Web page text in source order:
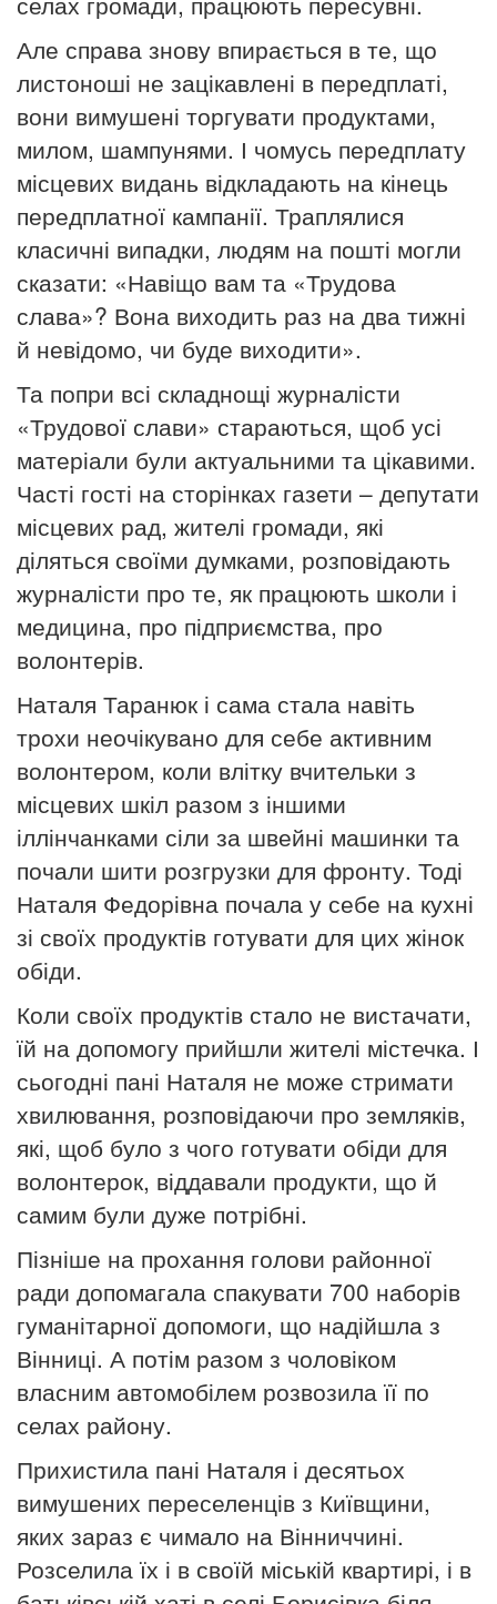
Але справа знову впирається в те, що
листоноші не зацікавлені в передплаті,
вони вимушені торгувати продуктами,
милом, шампунями. І чомусь передплату
місцевих видань відкладають на кінець
передплатної кампанії. Траплялися
класичні випадки, людям на пошті могли
сказати: «Навіщо вам та «Трудова
слава»? Вона виходить раз на два тижні
й невідомо, чи буде виходити».
Та попри всі складнощі журналісти
«Трудової слави» стараються, щоб усі
матеріали були актуальними та цікавими.
Часті гості на сторінках газети – депутати
місцевих рад, жителі громади, які
діляться своїми думками, розповідають
журналісти про те, як працюють школи і
медицина, про підприємства, про
волонтерів.
Наталя Таранюк і сама стала навіть
трохи неочікувано для себе активним
волонтером, коли влітку вчительки з
місцевих шкіл разом з іншими
іллінчанками сіли за швейні машинки та
почали шити розгрузки для фронту. Тоді
Наталя Федорівна почала у себе на кухні
зі своїх продуктів готувати для цих жінок
обіди.
Коли своїх продуктів стало не вистачати,
їй на допомогу прийшли жителі містечка. І
сьогодні пані Наталя не може стримати
хвилювання, розповідаючи про земляків,
які, щоб було з чого готувати обіди для
волонтерок, віддавали продукти, що й
самим були дуже потрібні.
Пізніше на прохання голови районної
ради допомагала спакувати 700 наборів
гуманітарної допомоги, що надійшла з
Вінниці. А потім разом з чоловіком
власним автомобілем розвозила її по
селах району.
Прихистила пані Наталя і десятьох
вимушених переселенців з Київщини,
яких зараз є чимало на Вінниччині.
Розселила їх і в своїй міській квартирі, і в